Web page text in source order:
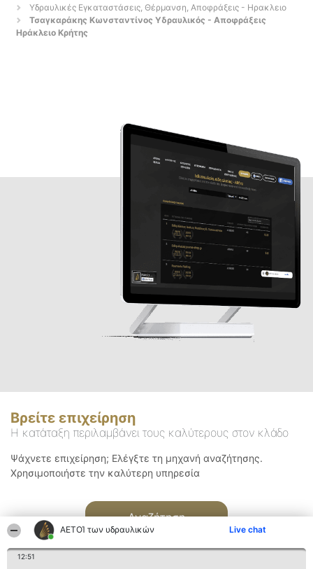
ΑΕΤΟΊ των υδραυλικών Live chat
12:51
Υδραυλικές Εγκαταστάσεις, Θέρμανση, Αποφράξεις - Ηρακλειο
Τσαγκαράκης Κωνσταντίνος Υδραυλικός - Αποφράξεις
Ηράκλειο Κρήτης
Βρείτε επιχείρηση
Η κατάταξη περιλαμβάνει τους καλύτερους στον κλάδο
Ψάχνετε επιχείρηση; Ελέγξτε τη μηχανή αναζήτησης.
Χρησιμοποιήστε την καλύτερη υπηρεσία
Αναζήτηση